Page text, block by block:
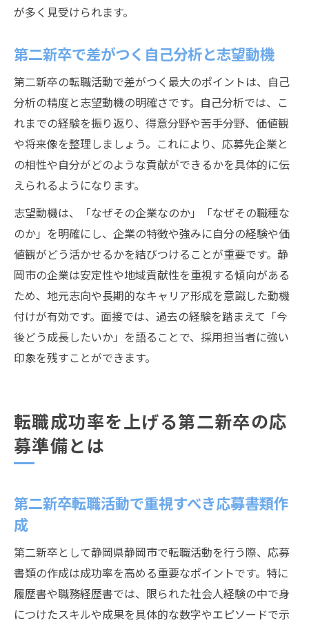
が多く見受けられます。
第二新卒で差がつく自己分析と志望動機
第二新卒の転職活動で差がつく最大のポイントは、自己
分析の精度と志望動機の明確さです。自己分析では、こ
れまでの経験を振り返り、得意分野や苦手分野、価値観
や将来像を整理しましょう。これにより、応募先企業と
の相性や自分がどのような貢献ができるかを具体的に伝
えられるようになります。
志望動機は、「なぜその企業なのか」「なぜその職種な
のか」を明確にし、企業の特徴や強みに自分の経験や価
値観がどう活かせるかを結びつけることが重要です。静
岡市の企業は安定性や地域貢献性を重視する傾向がある
ため、地元志向や長期的なキャリア形成を意識した動機
付けが有効です。面接では、過去の経験を踏まえて「今
後どう成長したいか」を語ることで、採用担当者に強い
印象を残すことができます。
転職成功率を上げる第二新卒の応
募準備とは
第二新卒転職活動で重視すべき応募書類作
成
第二新卒として静岡県静岡市で転職活動を行う際、応募
書類の作成は成功率を高める重要なポイントです。特に
履歴書や職務経歴書では、限られた社会人経験の中で身
につけたスキルや成果を具体的な数字やエピソードで示